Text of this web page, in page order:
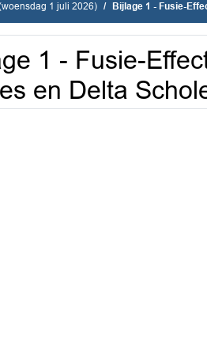
1 juli 2026) Bijlage 1 - Fusie-
1 - Fusie-
en Delta